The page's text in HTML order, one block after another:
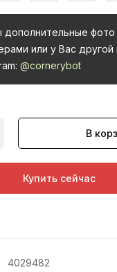
фото
или у Вас другой
@cornerybot
В
Купить сейчас
4029482